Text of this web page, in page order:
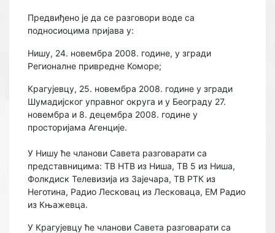
Предвиђено је да се разговори воде са
подносиоцима пријава у:
Нишу, 24. новембра 2008. године, у згради
Регионалне привредне Коморе;
Крагујевцу, 25. новембра 2008. године у згради
Шумадијског управног округа и у Београду 27.
новембра и 8. децембра 2008. године у
просторијама Агенције.
У Нишу ће чланови Савета разговарати са
представницима: ТВ НТВ из Ниша, ТВ 5 из Ниша,
Фолкдиск Телевизија из Зајечара, ТВ РТК из
Неготина, Радио Лесковац из Лесковаца, ЕМ Радио
из Књажевца.
У Крагујевцу ће чланови Савета разговарати са